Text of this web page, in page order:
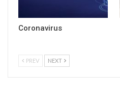
Coronavirus
PREV NEXT